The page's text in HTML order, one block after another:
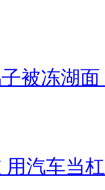
被冻湖
用汽车当